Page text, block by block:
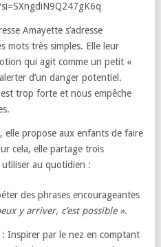
Amayette s’adresse
mots très simples. Elle leur
qui agit comme un petit «
d’un danger potentiel.
trop forte et nous empêche
elle propose aux enfants de faire
cela, elle partage trois
au quotidien :
des phrases encourageantes
y arriver, c’est possible ».
: Inspirer par le nez en comptant